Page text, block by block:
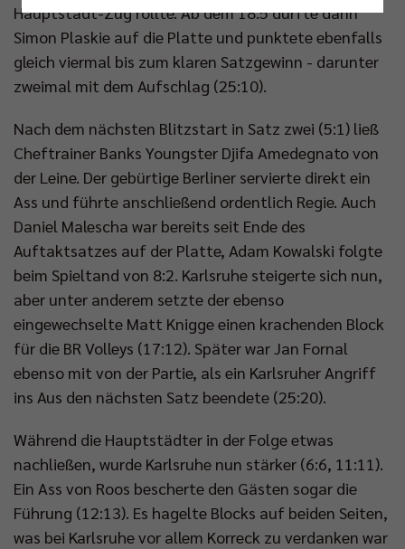
Hauptstadt-Zug rollte. Ab dem 18:5 durfte dann
Simon Plaskie auf die Platte und punktete ebenfalls
gleich viermal bis zum klaren Satzgewinn - darunter
zweimal mit dem Aufschlag (25:10).
Nach dem nächsten Blitzstart in Satz zwei (5:1) ließ
Cheftrainer Banks Youngster Djifa Amedegnato von
der Leine. Der gebürtige Berliner servierte direkt ein
Ass und führte anschließend ordentlich Regie. Auch
Daniel Malescha war bereits seit Ende des
Auftaktsatzes auf der Platte, Adam Kowalski folgte
beim Spieltand von 8:2. Karlsruhe steigerte sich nun,
aber unter anderem setzte der ebenso
eingewechselte Matt Knigge einen krachenden Block
für die BR Volleys (17:12). Später war Jan Fornal
ebenso mit von der Partie, als ein Karlsruher Angriff
ins Aus den nächsten Satz beendete (25:20).
Während die Hauptstädter in der Folge etwas
nachließen, wurde Karlsruhe nun stärker (6:6, 11:11).
Ein Ass von Roos bescherte den Gästen sogar die
Führung (12:13). Es hagelte Blocks auf beiden Seiten,
was bei Karlsruhe vor allem Korreck zu verdanken war
Nur essenzielle Cookies akzeptieren
Impressum| Datenschutzerklärung